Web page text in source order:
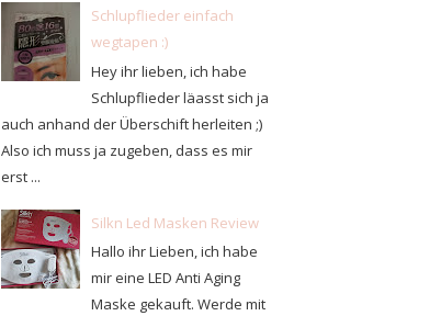
Schlupflieder einfach
wegtapen :)
Hey ihr lieben, ich habe
Schlupflieder läasst sich ja
auch anhand der Überschift herleiten ;)
Also ich muss ja zugeben, dass es mir
erst ...
Silkn Led Masken Review
Hallo ihr Lieben, ich habe
mir eine LED Anti Aging
Maske gekauft. Werde mit